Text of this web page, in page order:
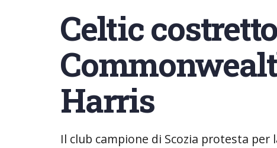
Celtic
Harris
Il club campione di Scozia protesta per